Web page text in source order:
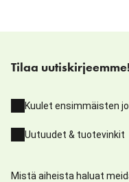
Tilaa uutiskirjeemme!
Kuulet ensimmäisten
Uutuudet & tuotevinkit
Mistä aiheista haluat